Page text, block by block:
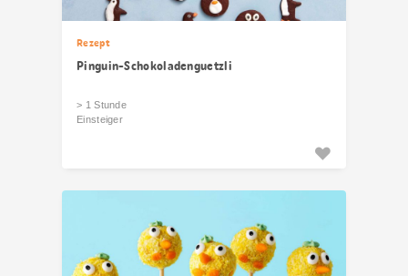
Rezept
Pinguin-Schokoladenguetzli
> 1 Stunde
Einsteiger